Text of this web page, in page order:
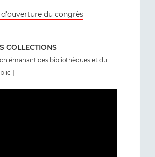
du congrès
COLLECTIONS
émanant des bibliothèques et du
]